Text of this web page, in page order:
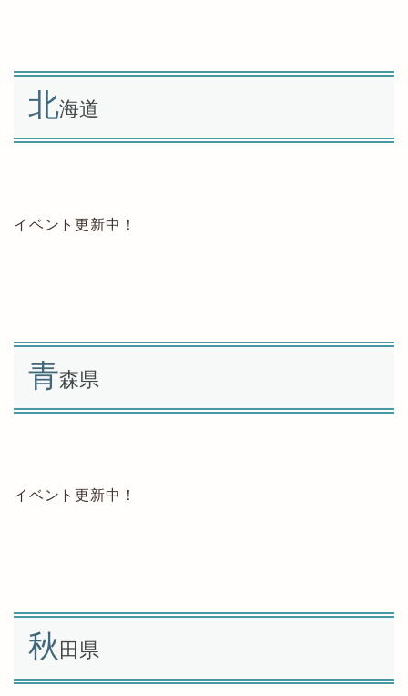
北海道
イベント更新中！
青森県
イベント更新中！
秋 田県